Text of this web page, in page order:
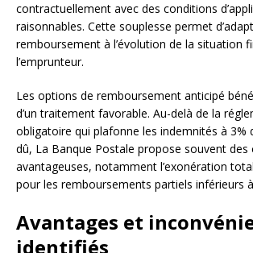
contractuellement avec des conditions
raisonnables. Cette souplesse permet
remboursement à l’évolution de la situation
l’emprunteur.
Les options de remboursement anticipé
d’un traitement favorable. Au-delà de la
obligatoire qui plafonne les indemnités à 3%
dû, La Banque Postale propose souvent des
avantageuses, notamment l’exonération
pour les remboursements partiels inférieurs
Avantages et
identifiés